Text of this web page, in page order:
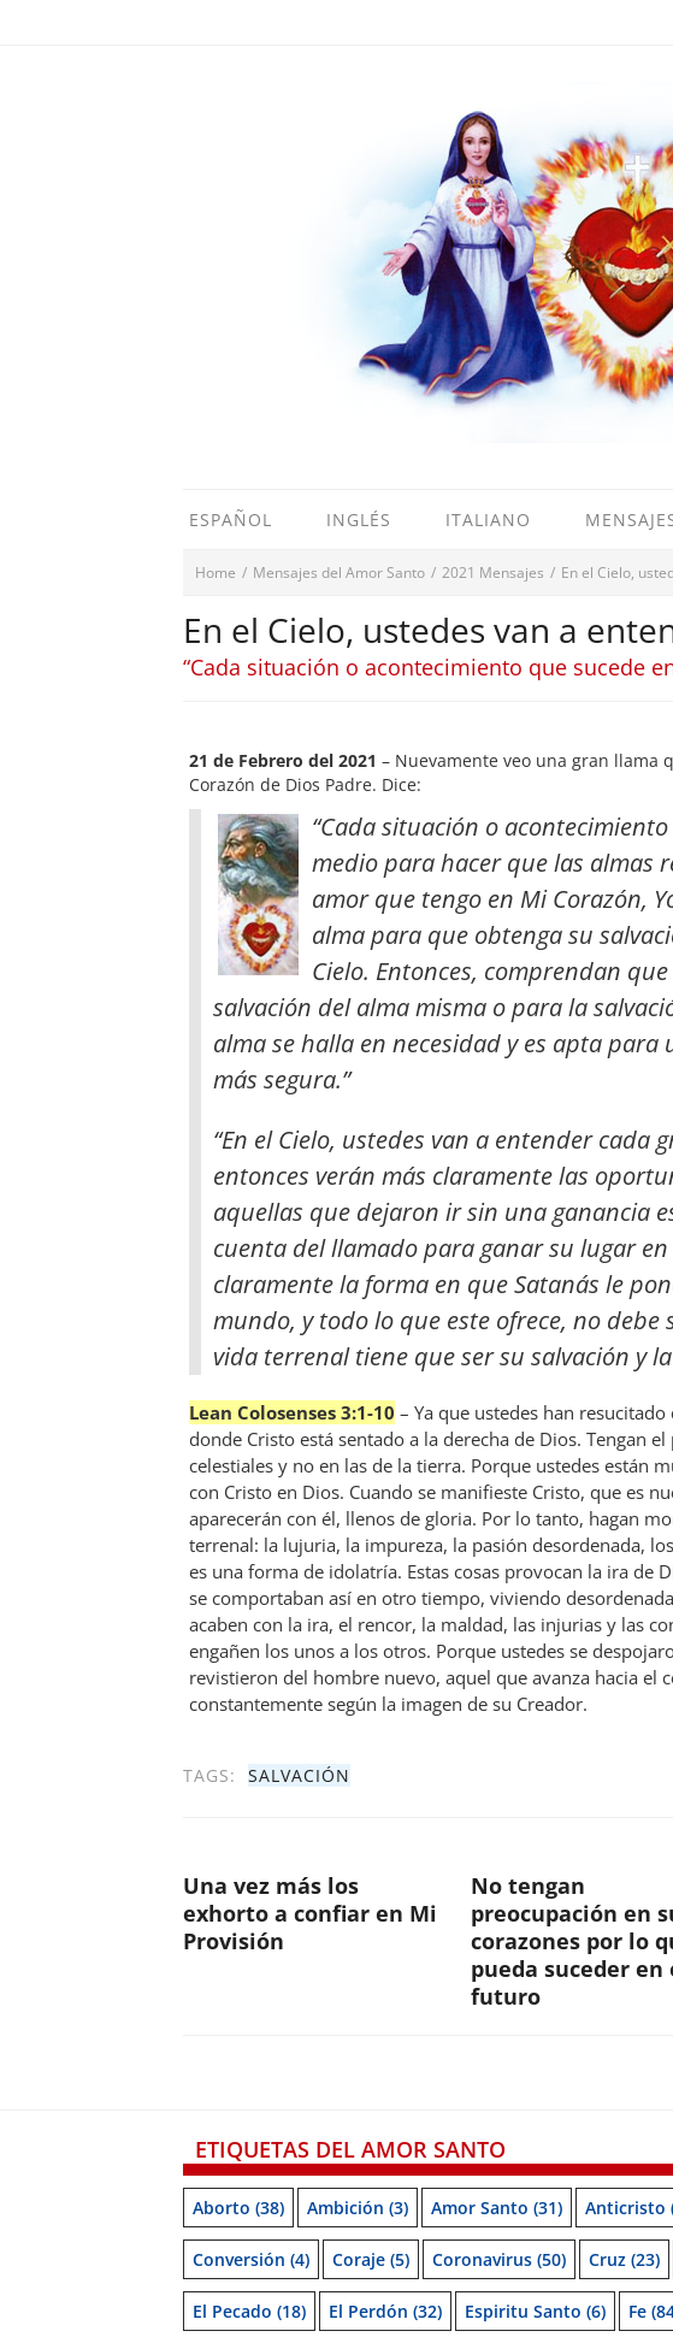
ESPAÑOL INGLÉS ITALIANO
Home / Mensajes del Amor Santo / 2021 Mensajes / En el Cielo,
En el Cielo, ustedes van a
“Cada situación o acontecimiento que sucede
21 de Febrero del 2021 – Nuevamente veo una gran llama
Corazón de Dios Padre. Dice:
“Cada situación o
medio para hacer que las almas
amor que tengo en Mi Corazón,
alma para que obtenga su
Cielo. Entonces, comprendan
salvación del alma misma o para la
alma se halla en necesidad y es apta
más segura.”
“En el Cielo, ustedes van a entender cada
entonces verán más claramente las
aquellas que dejaron ir sin una ganancia
cuenta del llamado para ganar su lugar
claramente la forma en que Satanás le
mundo, y todo lo que este ofrece, no
vida terrenal tiene que ser su salvación y
Lean Colosenses 3:1-10 – Ya que ustedes han
donde Cristo está sentado a la derecha de Dios. Tengan
celestiales y no en las de la tierra. Porque ustedes están
con Cristo en Dios. Cuando se manifieste Cristo, que es
aparecerán con él, llenos de gloria. Por lo tanto, hagan
terrenal: la lujuria, la impureza, la pasión desordenada,
es una forma de idolatría. Estas cosas provocan la ira de
se comportaban así en otro tiempo, viviendo
acaben con la ira, el rencor, la maldad, las injurias y las
engañen los unos a los otros. Porque ustedes se
revistieron del hombre nuevo, aquel que avanza hacia el
constantemente según la imagen de su Creador.
TAGS: SALVACIÓN
Una vez más los
exhorto a confiar en Mi
Provisión
No tengan
preocupación en
corazones por lo
pueda suceder en
futuro
ETIQUETAS DEL AMOR SANTO
Aborto (38) Ambición (3) Amor Santo (31) Anticristo
Conversión (4) Coraje (5) Coronavirus (50) Cruz (23)
El Pecado (18) El Perdón (32) Espiritu Santo (6) Fe